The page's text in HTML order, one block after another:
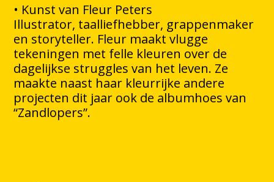
•⁠ Kunst van Fleur Peters
Illustrator, taalliefhebber, grappenmaker
en storyteller. Fleur maakt vlugge
tekeningen met felle kleuren over de
dagelijkse struggles van het leven. Ze
maakte naast haar kleurrijke andere
projecten dit jaar ook de albumhoes van
“Zandlopers”.